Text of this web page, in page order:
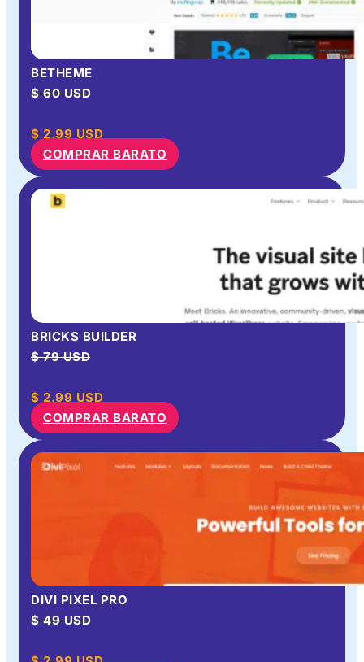
BETHEME
$ 60 USD
$ 2.99 USD
COMPRAR BARATO
BRICKS BUILDER
$ 79 USD
$ 2.99 USD
COMPRAR BARATO
DIVI PIXEL PRO
$ 49 USD